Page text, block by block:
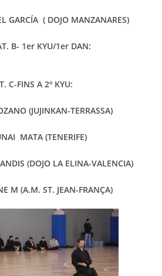
GARCÍA ( DOJO MANZANARES)
B- 1er KYU/1er DAN:
C-FINS A 2º KYU:
(JUJINKAN-TERRASSA)
MATA (TENERIFE)
(DOJO LA ELINA-VALENCIA)
M (A.M. ST. JEAN-FRANÇA)